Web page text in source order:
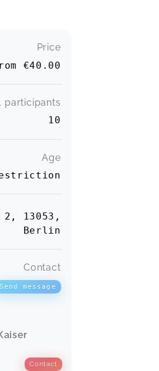
Price
€40.00
participants
10
Age
13053,
Berlin
Contact
Send message
Contact